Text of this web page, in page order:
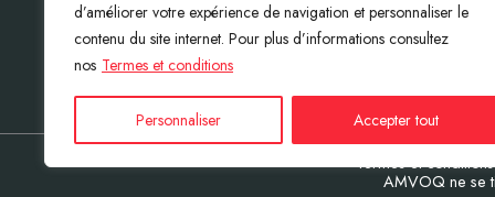
d’améliorer votre expérience de navigation et personnaliser le
contenu du site internet. Pour plus d’informations consultez
nos Termes et conditions
Personnaliser Accepter tout
Termes et conditions
AMVOQ ne se